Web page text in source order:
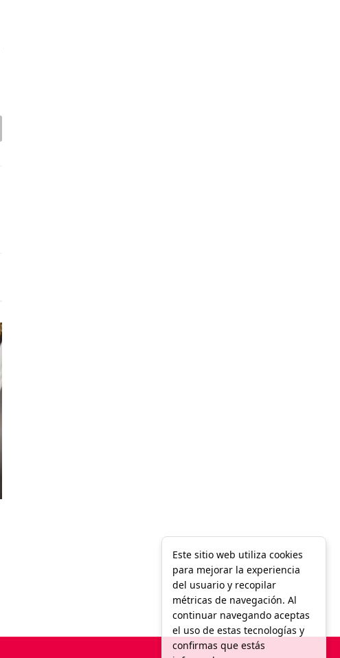
Este sitio web utiliza cookies
para mejorar la experiencia
del usuario y recopilar
métricas de navegación. Al
continuar navegando aceptas
el uso de estas tecnologías y
confirmas que estás